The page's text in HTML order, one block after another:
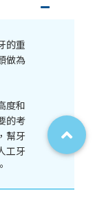
的重
做為
度和
的考
，幫牙
工牙